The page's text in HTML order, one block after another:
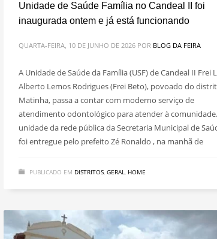
Unidade de Saúde Família no Candeal II foi
inaugurada ontem e já está funcionando
QUARTA-FEIRA, 10 DE JUNHO DE 2026 POR BLOG DA FEIRA
A Unidade de Saúde da Família (USF) de Candeal II Frei
Alberto Lemos Rodrigues (Frei Beto), povoado do
Matinha, passa a contar com moderno serviço de
atendimento odontológico para atender à
unidade da rede pública da Secretaria Municipal de
foi entregue pelo prefeito Zé Ronaldo , na manhã de
PUBLICADO EM DISTRITOS, GERAL, HOME